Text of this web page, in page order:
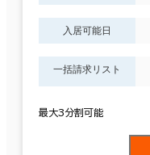
入居可能日
一括請求リスト
最大3分割可能